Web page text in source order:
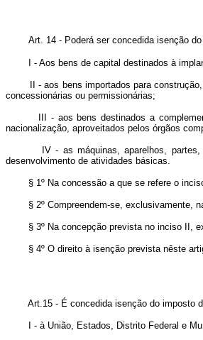
Art. 14 - Poderá ser concedida
I - Aos bens de capital destinados à
II - aos bens importados para construção,
concessionárias ou permissionárias;
III - aos bens destinados a complementar
nacionalização, aproveitados pelos órgãos
IV - as máquinas, aparelhos, partes,
desenvolvimento de atividades básicas.
§ 1º Na concessão a que se refere o inciso
§ 2º Compreendem-se, exclusivamente, na
§ 3º Na concepção prevista no inciso II,
§ 4º O direito à isenção prevista nêste
Art.15 - É concedida isenção do imposto
I - à União, Estados, Distrito Federal e